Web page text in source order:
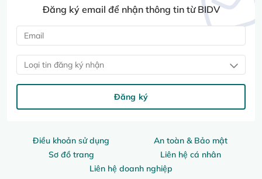
Điều khoản sử dụng
An toàn & Bảo mật
Sơ đồ trang
Liên hệ cá nhân
Liên hệ doanh nghiệp
Đăng ký email để nhận thông tin từ BIDV
Loại tin đăng ký nhận
Đăng ký